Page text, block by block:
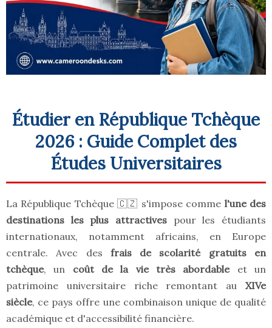
Étudier en République Tchèque
2026 : Guide Complet des
Études Universitaires
La République Tchèque 🇨🇿 s'impose comme l'une des
destinations les plus attractives pour les étudiants
internationaux, notamment africains, en Europe
centrale. Avec des frais de scolarité gratuits en
tchèque, un coût de la vie très abordableet un
patrimoine universitaire riche remontant au XIVe
siècle, ce pays offre une combinaison unique de qualité
académique et d'accessibilité financière.